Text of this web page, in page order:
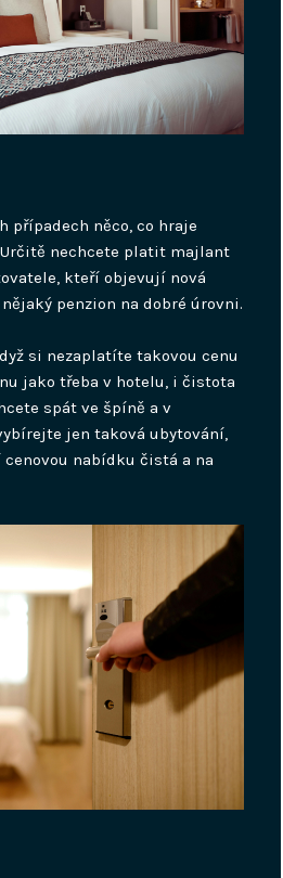
případech něco, co hraje
nechcete platit majlant
kteří objevují nová
penzion na dobré úrovni.
si nezaplatíte takovou cenu
jako třeba v hotelu, i čistota
spát ve špíně a v
jen taková ubytování,
nabídku čistá a na